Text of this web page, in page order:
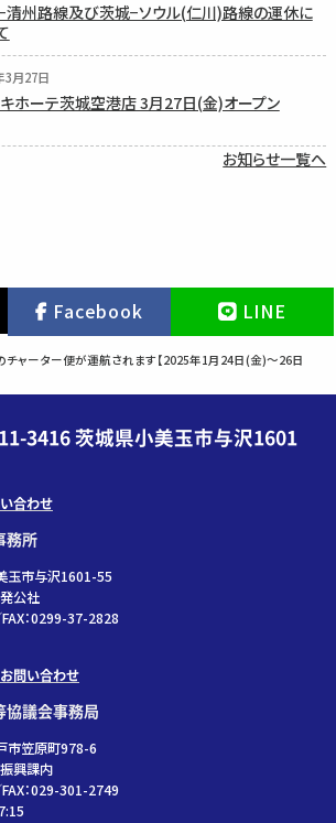
清州路線及び茨城−ソウル(仁川)路線の運休に
3月27日
キホーテ茨城空港店 3月27日(金)オープン
お知らせ一覧へ
Facebook LINE
チャーター便が運航されます【2025年1月24日(金)～26日
3416 茨城県小美玉市与沢1601
合わせ
務所
玉市与沢1601-55
公社
：0299-37-2828
問い合わせ
協議会事務局
市笠原町978-6
興課内
：029-301-2749